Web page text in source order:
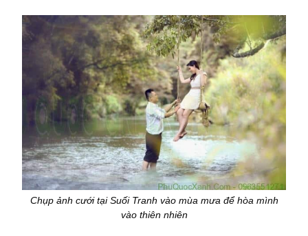
Chụp ảnh cưới tại Suối Tranh vào mùa mưa để hòa mình
vào thiên nhiên